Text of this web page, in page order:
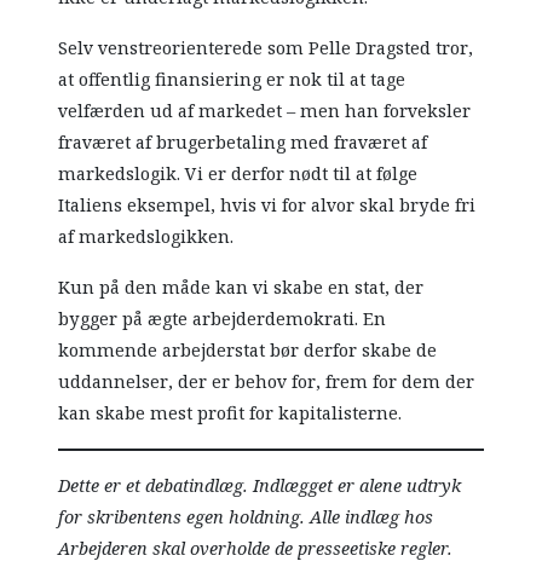
Selv venstreorienterede som Pelle Dragsted tror,
at offentlig finansiering er nok til at tage
velfærden ud af markedet – men han forveksler
fraværet af brugerbetaling med fraværet af
markedslogik. Vi er derfor nødt til at følge
Italiens eksempel, hvis vi for alvor skal bryde fri
af markedslogikken.
Kun på den måde kan vi skabe en stat, der
bygger på ægte arbejderdemokrati. En
kommende arbejderstat bør derfor skabe de
uddannelser, der er behov for, frem for dem der
kan skabe mest profit for kapitalisterne.
Dette er et debatindlæg. Indlægget er alene udtryk
for skribentens egen holdning. Alle indlæg hos
Arbejderen skal overholde de presseetiske regler.